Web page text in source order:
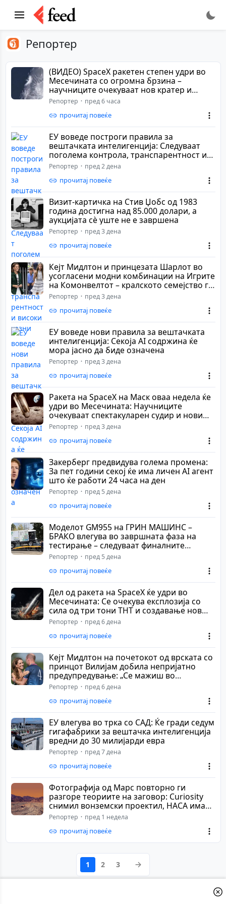
Репортер
(ВИДЕО) SpaceX ракетен степен удри во
Месечината со огромна брзина –
научниците очекуваат нов кратер и
важни сознанија
Репортер пред 6 часа
прочитај повеќе
ЕУ воведе построги правила за
вештачката интелигенција: Следуваат
поголема контрола, транспарентност и
високи казни
Репортер пред 2 дена
прочитај повеќе
Визит-картичка на Стив Џобс од 1983
година достигна над 85.000 долари, а
аукцијата сè уште не е завршена
Репортер пред 3 дена
прочитај повеќе
Кејт Мидлтон и принцезата Шарлот во
усогласени модни комбинации на Игрите
на Комонвелтот – кралското семејство го
при...
Репортер пред 3 дена
прочитај повеќе
ЕУ воведе нови правила за вештачката
интелигенција: Секоја AI содржина ќе
мора јасно да биде означена
Репортер пред 3 дена
прочитај повеќе
Ракета на SpaceX на Маск оваа недела ќе
удри во Месечината: Научниците
очекуваат спектакуларен судир и нови
сознанија
Репортер пред 3 дена
прочитај повеќе
Закерберг предвидува голема промена:
За пет години секој ќе има личен AI агент
што ќе работи 24 часа на ден
Репортер пред 5 дена
прочитај повеќе
Моделот GM955 на ГРИН МАШИНС –
БРАКО влегува во завршната фаза на
тестирање – следуваат финалните
проверки во TÜV SÜD...
Репортер пред 5 дена
прочитај повеќе
Дел од ракета на SpaceX ќе удри во
Месечината: Се очекува експлозија со
сила од три тони ТНТ и создавање нов
кратер
Репортер пред 6 дена
прочитај повеќе
Кејт Мидлтон на почетокот од врската со
принцот Вилијам добила непријатно
предупредување: „Се мажиш во
погрешно семеј...
Репортер пред 6 дена
прочитај повеќе
ЕУ влегува во трка со САД: Ќе гради седум
гигафабрики за вештачка интелигенција
вредни до 30 милијарди евра
Репортер пред 7 дена
прочитај повеќе
Фотографија од Марс повторно ги
разгоре теориите на заговор: Curiosity
снимил вонземски проектил, НАСА има
поинакво о...
Репортер пред 1 недела
прочитај повеќе
1 2 3